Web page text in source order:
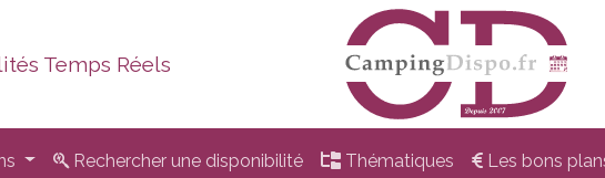
Temps Réels
Rechercher une disponibilité Thématiques Les bons